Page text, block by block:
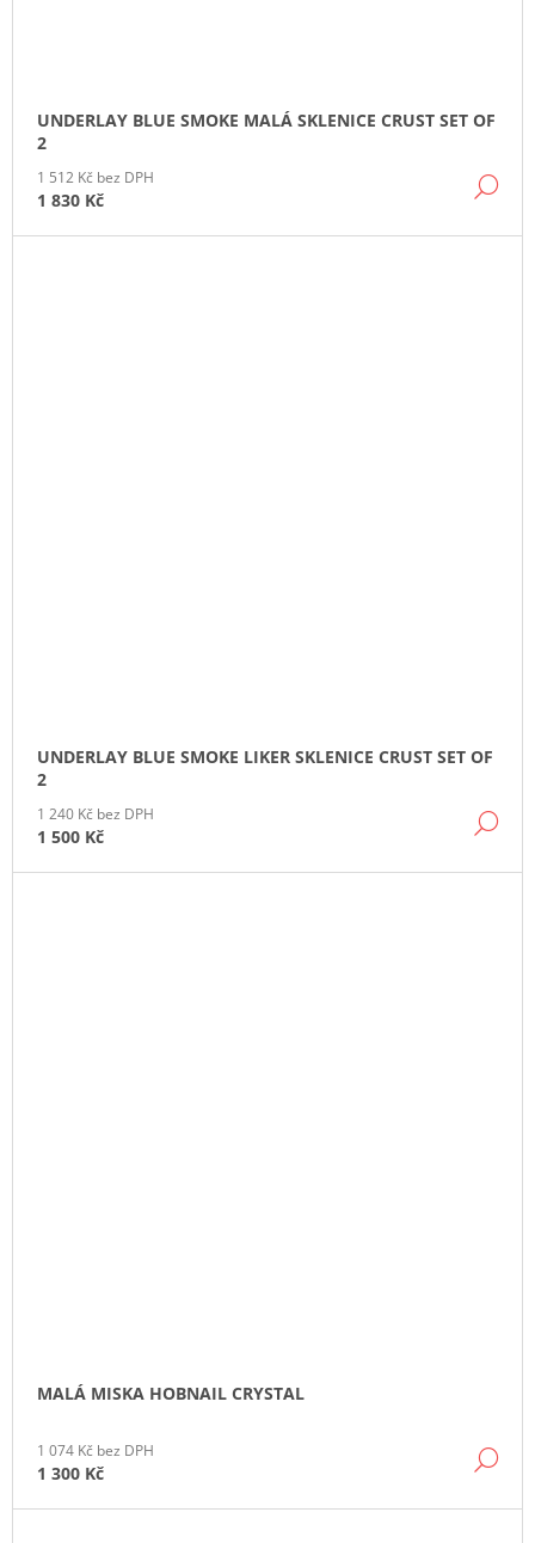
UNDERLAY BLUE SMOKE MALÁ SKLENICE CRUST SET OF
2
1 512 Kč bez DPH
1 830 Kč
UNDERLAY BLUE SMOKE LIKER SKLENICE CRUST SET OF
2
1 240 Kč bez DPH
1 500 Kč
MALÁ MISKA HOBNAIL CRYSTAL
1 074 Kč bez DPH
1 300 Kč